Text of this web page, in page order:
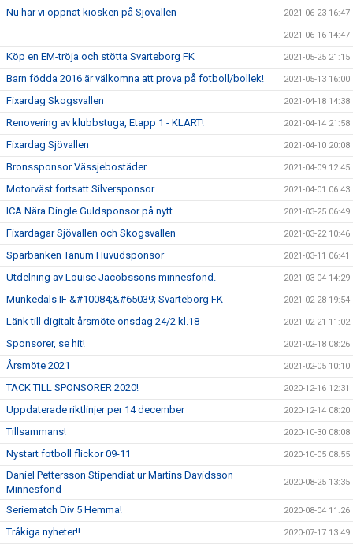
Nu har vi öppnat kiosken på Sjövallen 2021-06-23 16:47
2021-06-16 14:47
Köp en EM-tröja och stötta Svarteborg FK 2021-05-25 21:15
Barn födda 2016 är välkomna att prova på fotboll/bollek! 2021-05-13 16:00
Fixardag Skogsvallen 2021-04-18 14:38
Renovering av klubbstuga, Etapp 1 - KLART! 2021-04-14 21:58
Fixardag Sjövallen 2021-04-10 20:08
Bronssponsor Vässjebostäder 2021-04-09 12:45
Motorväst fortsatt Silversponsor 2021-04-01 06:43
ICA Nära Dingle Guldsponsor på nytt 2021-03-25 06:49
Fixardagar Sjövallen och Skogsvallen 2021-03-22 10:46
Sparbanken Tanum Huvudsponsor 2021-03-11 06:41
Utdelning av Louise Jacobssons minnesfond. 2021-03-04 14:29
Munkedals IF &#10084;&#65039; Svarteborg FK 2021-02-28 19:54
Länk till digitalt årsmöte onsdag 24/2 kl.18 2021-02-21 11:02
Sponsorer, se hit! 2021-02-18 08:26
Årsmöte 2021 2021-02-05 10:10
TACK TILL SPONSORER 2020! 2020-12-16 12:31
Uppdaterade riktlinjer per 14 december 2020-12-14 08:20
Tillsammans! 2020-10-30 08:08
Nystart fotboll flickor 09-11 2020-10-05 08:55
Daniel Pettersson Stipendiat ur Martins Davidsson
Minnesfond
2020-08-25 13:35
Seriematch Div 5 Hemma! 2020-08-04 11:26
Tråkiga nyheter!! 2020-07-17 13:49